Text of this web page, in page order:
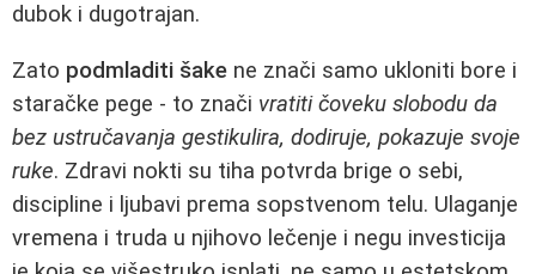
dubok i dugotrajan.
Zato podmladiti šake ne znači samo ukloniti bore i
staračke pege - to znači vratiti čoveku slobodu da
bez ustručavanja gestikulira, dodiruje, pokazuje svoje
ruke. Zdravi nokti su tiha potvrda brige o sebi,
discipline i ljubavi prema sopstvenom telu. Ulaganje
vremena i truda u njihovo lečenje i negu investicija